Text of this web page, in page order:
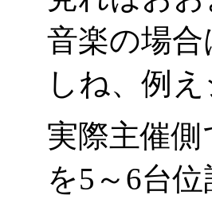
音楽の場
しね、例
実際主催
を5～6台